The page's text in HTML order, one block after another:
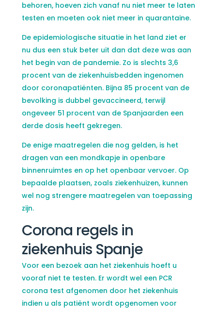
behoren, hoeven zich vanaf nu niet meer te laten
testen en moeten ook niet meer in quarantaine.
De epidemiologische situatie in het land ziet er
nu dus een stuk beter uit dan dat deze was aan
het begin van de pandemie. Zo is slechts 3,6
procent van de ziekenhuisbedden ingenomen
door coronapatiënten. Bijna 85 procent van de
bevolking is dubbel gevaccineerd, terwijl
ongeveer 51 procent van de Spanjaarden een
derde dosis heeft gekregen.
De enige maatregelen die nog gelden, is het
dragen van een mondkapje in openbare
binnenruimtes en op het openbaar vervoer. Op
bepaalde plaatsen, zoals ziekenhuizen, kunnen
wel nog strengere maatregelen van toepassing
zijn.
Corona regels in
ziekenhuis Spanje
Voor een bezoek aan het ziekenhuis hoeft u
vooraf niet te testen. Er wordt wel een PCR
corona test afgenomen door het ziekenhuis
indien u als patiënt wordt opgenomen voor